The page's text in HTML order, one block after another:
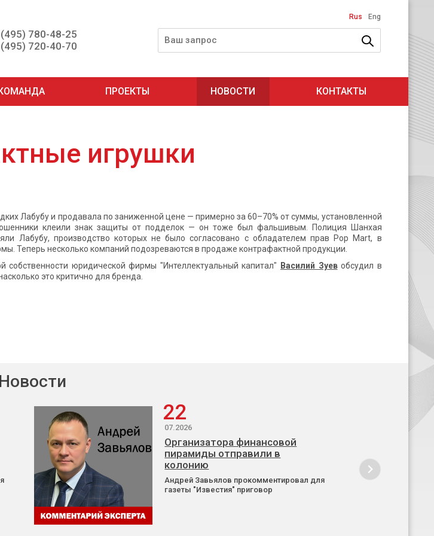
780-48-25
720-40-70
Rus Eng
ПРОЕКТЫ НОВОСТИ КОНТАКТЫ
игрушки
Лабубу и продавала по заниженной цене — примерно за 60–70% от суммы, установленной
клеили знак защиты от подделок — он тоже был фальшивым. Полиция Шанхая
Лабубу, производство которых не было согласовано с обладателем прав Pop Mart, в
Теперь несколько компаний подозреваются в продаже контрафактной продукции.
собственности юридической фирмы "Интеллектуальный капитал"
Василий Зуевобсудил в
это критично для бренда.
Новости
22
07.2026
Организатора финансовой
пирамиды отправили в
колонию
Андрей Завьялов прокомментировал для
газеты "Известия" приговор